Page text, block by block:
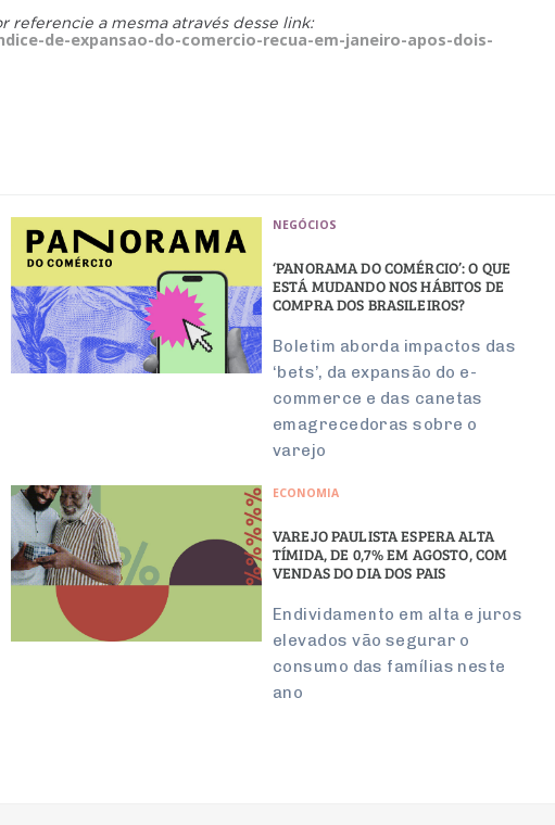
referencie a mesma através desse link:
de-expansao-do-comercio-recua-em-janeiro-apos-dois-
NEGÓCIOS
‘PANORAMA DO COMÉRCIO’: O QUE
ESTÁ MUDANDO NOS HÁBITOS DE
COMPRA DOS BRASILEIROS?
Boletim aborda impactos das
‘bets’, da expansão do e-
commerce e das canetas
emagrecedoras sobre o
varejo
ECONOMIA
VAREJO PAULISTA ESPERA ALTA
TÍMIDA, DE 0,7% EM AGOSTO, COM
VENDAS DO DIA DOS PAIS
Endividamento em alta e juros
elevados vão segurar o
consumo das famílias neste
ano